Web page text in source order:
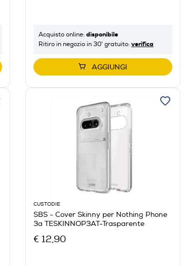
Acquisto online: disponibile
Ritiro in negozio in 30' gratuito: verifica
AGGIUNGI
CUSTODIE
SBS - Cover Skinny per Nothing Phone
3a TESKINNOP3AT-Trasparente
€ 12,90